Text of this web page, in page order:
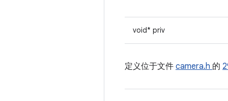
void* priv
定义位于文件 camera.h 的